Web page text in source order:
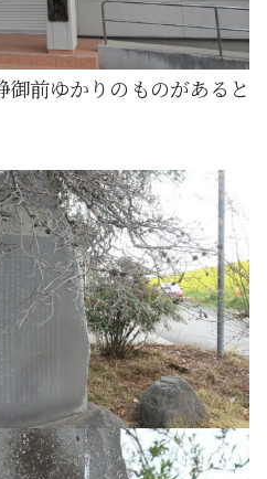
前ゆかりのものがあると